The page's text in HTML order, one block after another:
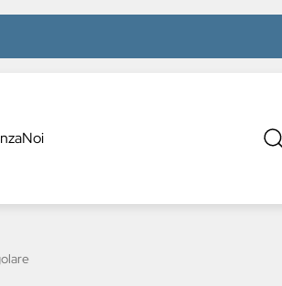
Noi